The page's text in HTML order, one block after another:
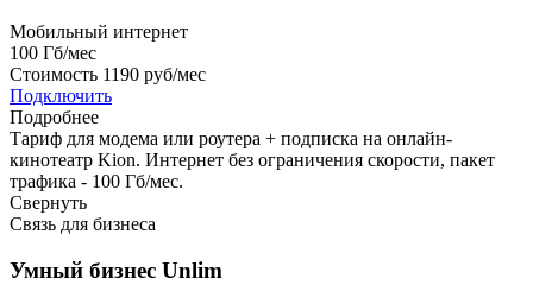
Мобильный интернет
100 Гб/мес
Стоимость 1190 руб/мес
Подключить
Подробнее
Тариф для модема или роутера + подписка на онлайн-
кинотеатр Kion. Интернет без ограничения скорости, пакет
трафика - 100 Гб/мес.
Свернуть
Связь для бизнеса
Умный бизнес Unlim